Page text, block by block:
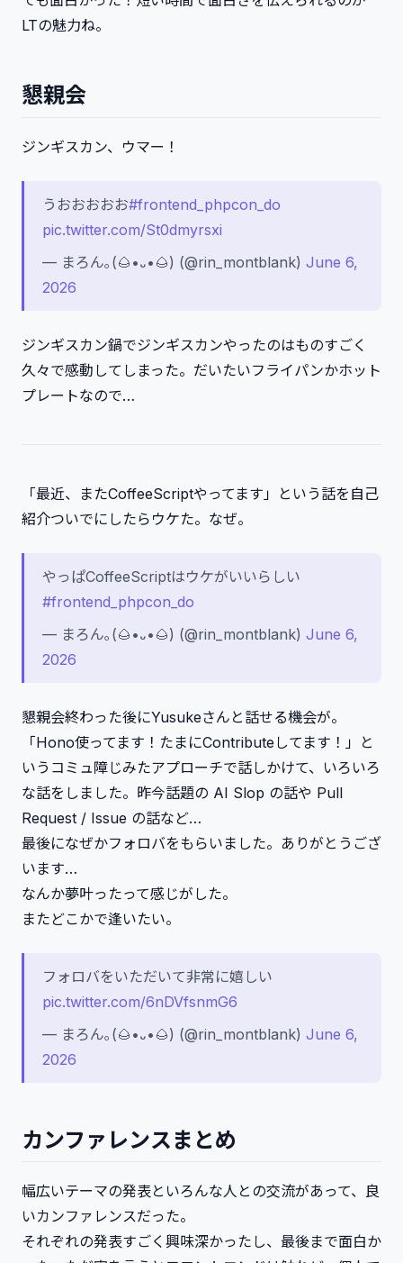
LTの魅力ね。
懇親会
ジンギスカン、ウマー！
うおおおおお#frontend_phpcon_do
pic.twitter.com/St0dmyrsxi
— まろん｡(🌰•᎑•🌰) (@rin_montblank) June 6,
2026
ジンギスカン鍋でジンギスカンやったのはものすごく
久々で感動してしまった。だいたいフライパンかホット
プレートなので…
「最近、またCoffeeScriptやってます」という話を自己
紹介ついでにしたらウケた。なぜ。
やっぱCoffeeScriptはウケがいいらしい
#frontend_phpcon_do
— まろん｡(🌰•᎑•🌰) (@rin_montblank) June 6,
2026
懇親会終わった後にYusukeさんと話せる機会が。
「Hono使ってます！たまにContributeしてます！」と
いうコミュ障じみたアプローチで話しかけて、いろいろ
な話をしました。昨今話題の AI Slop の話や Pull
Request / Issue の話など…
最後になぜかフォロバをもらいました。ありがとうござ
います…
なんか夢叶ったって感じがした。
またどこかで逢いたい。
フォロバをいただいて非常に嬉しい
pic.twitter.com/6nDVfsnmG6
— まろん｡(🌰•᎑•🌰) (@rin_montblank) June 6,
2026
カンファレンスまとめ
幅広いテーマの発表といろんな人との交流があって、良
いカンファレンスだった。
それぞれの発表すごく興味深かったし、最後まで面白か